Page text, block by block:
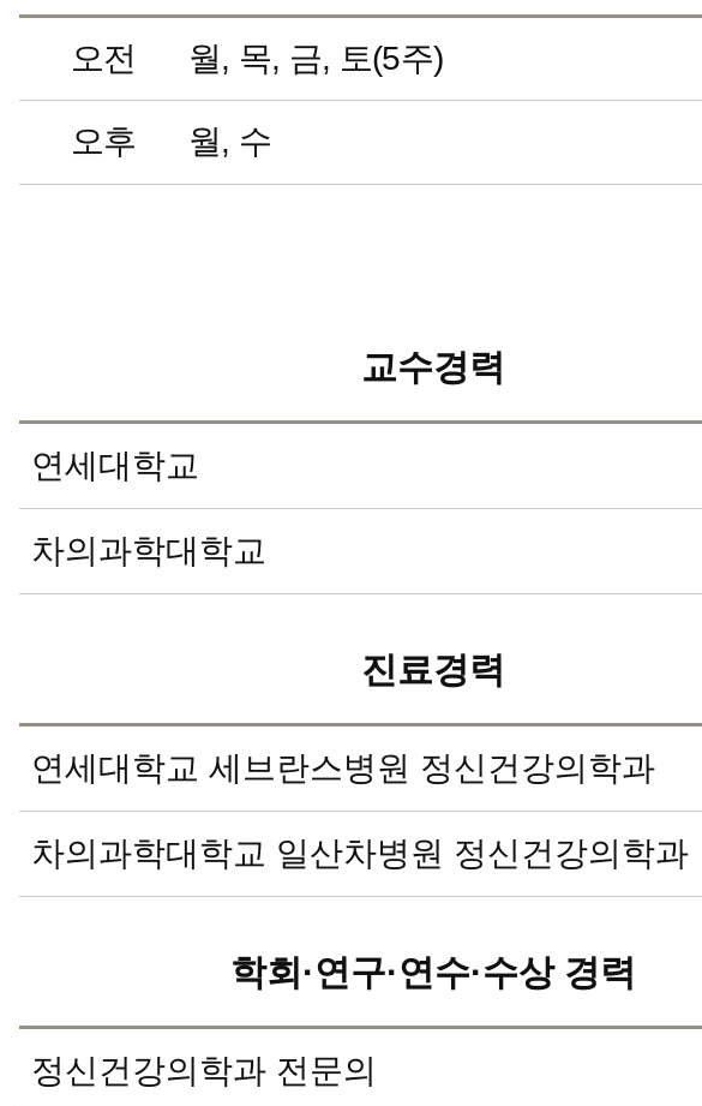
오전 월, 목, 금, 토(5주)
오후 월, 수
교수경력
연세대학교
차의과학대학교
진료경력
연세대학교 세브란스병원 정신건강의학과
차의과학대학교 일산차병원 정신건강의학과
학회·연구·연수·수상 경력
정신건강의학과 전문의